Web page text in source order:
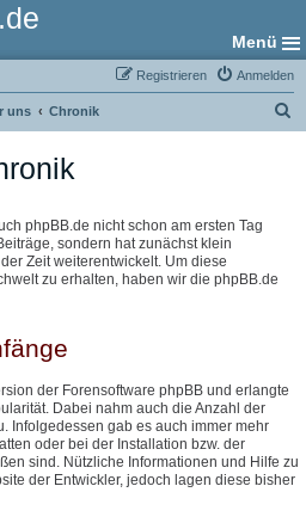
Menü
Anmelden
Registrieren
uns Chronik
phpBB.de nicht schon am ersten Tag
sondern hat zunächst klein
Zeit weiterentwickelt. Um diese
zu erhalten, haben wir die phpBB.de
der Forensoftware phpBB und erlangte
Dabei nahm auch die Anzahl der
Infolgedessen gab es auch immer mehr
oder bei der Installation bzw. der
sind. Nützliche Informationen und Hilfe zu
der Entwickler, jedoch lagen diese bisher